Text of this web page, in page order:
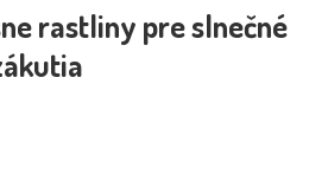
rastliny pre slnečné